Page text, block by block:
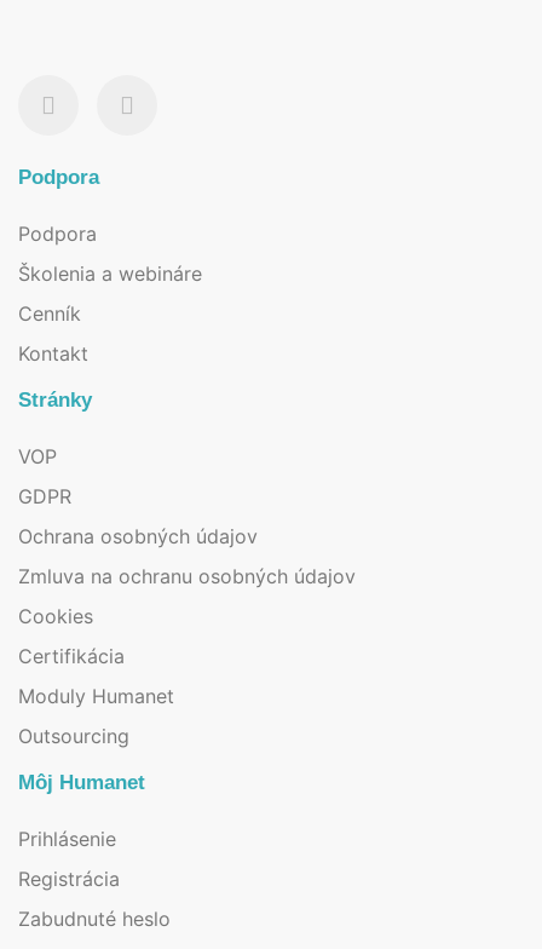
Podpora
Podpora
Školenia a webináre
Cenník
Kontakt
Stránky
VOP
GDPR
Ochrana osobných údajov
Zmluva na ochranu osobných údajov
Cookies
Certifikácia
Moduly Humanet
Outsourcing
Môj Humanet
Prihlásenie
Registrácia
Zabudnuté heslo